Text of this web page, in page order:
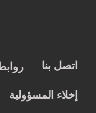
اتصل بنا
إخلاء المسؤولية